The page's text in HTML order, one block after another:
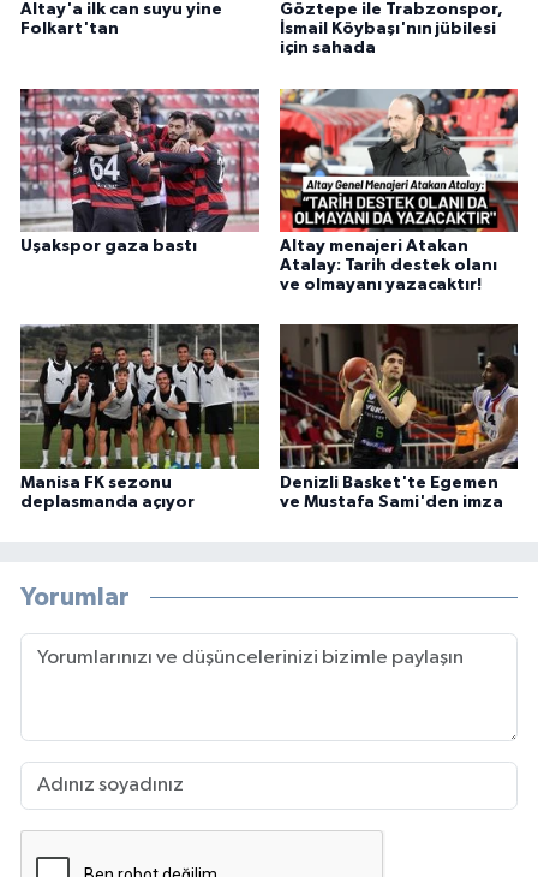
Altay'a ilk can suyu yine
Folkart'tan
Göztepe ile Trabzonspor,
İsmail Köybaşı'nın jübilesi
için sahada
Uşakspor gaza bastı
Altay menajeri Atakan
Atalay: Tarih destek olanı
ve olmayanı yazacaktır!
Manisa FK sezonu
deplasmanda açıyor
Denizli Basket'te Egemen
ve Mustafa Sami'den imza
Yorumlar